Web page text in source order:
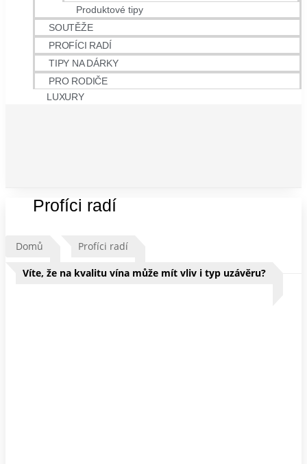
Produktové tipy
SOUTĚŽE
PROFÍCI RADÍ
TIPY NA DÁRKY
PRO RODIČE
LUXURY
Profíci radí
Domů Profíci radí
Víte, že na kvalitu vína může mít vliv i typ uzávěru?